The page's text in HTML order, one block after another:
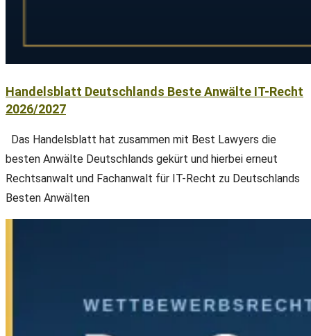
Handelsblatt Deutschlands Beste Anwälte IT-Recht
2026/2027
Das Handelsblatt hat zusammen mit Best Lawyers die
besten Anwälte Deutschlands gekürt und hierbei erneut
Rechtsanwalt und Fachanwalt für IT-Recht zu Deutschlands
Besten Anwälten